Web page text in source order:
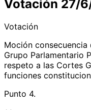
Votación 27/
Votación
Moción
Grupo Parlamentario
respeto a las Cortes
funciones
Punto 4.